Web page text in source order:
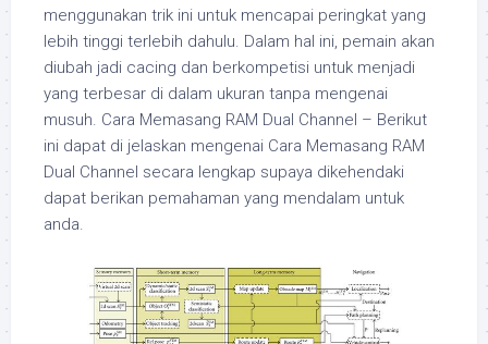
menggunakan trik ini untuk mencapai peringkat yang
lebih tinggi terlebih dahulu. Dalam hal ini, pemain akan
diubah jadi cacing dan berkompetisi untuk menjadi
yang terbesar di dalam ukuran tanpa mengenai
musuh. Cara Memasang RAM Dual Channel – Berikut
ini dapat di jelaskan mengenai Cara Memasang RAM
Dual Channel secara lengkap supaya dikehendaki
dapat berikan pemahaman yang mendalam untuk
anda.